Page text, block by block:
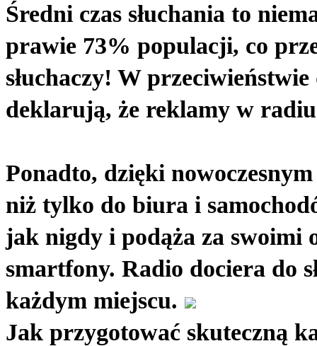
Średni czas słuchania to
prawie 73% populacji, co
słuchaczy! W
deklarują, że reklamy w
Ponadto, dzięki
niż tylko do biura i
jak nigdy i podąża za swoimi
smartfony. Radio dociera do
każdym miejscu.
Jak przygotować skuteczną